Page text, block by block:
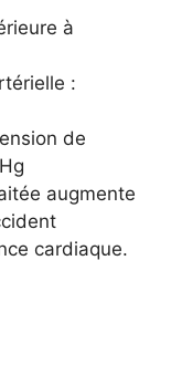
à
:
de
augmente
cardiaque.